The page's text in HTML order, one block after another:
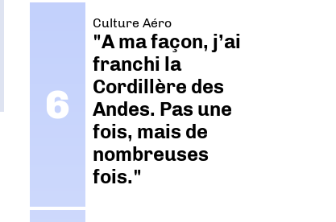
Culture Aéro
"A ma façon, j’ai
franchi la
Cordillère des
Andes. Pas une
fois, mais de
nombreuses
fois."